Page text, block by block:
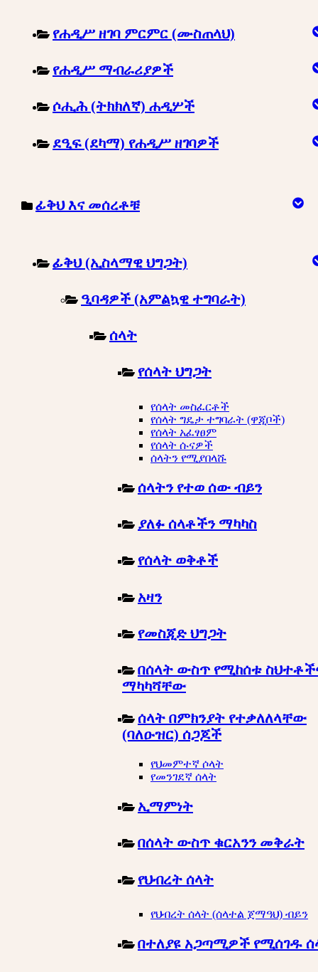
የሐዲሥ ዘገባ ምርምር (ሙስጠላህ)
የሐዲሥ ማብራሪያዎች
ሶሒሕ (ትክክለኛ) ሐዲሦች
ደዒፍ (ደካማ) የሐዲሥ ዘገባዎች
ፊቅህ እና መሰረቶቹ
ፊቅህ (ኢስላማዊ ህግጋት)
ዒባዳዎች (አምልኳዊ ተግባራት)
ሰላት
የሰላት ህግጋት
የሰላት መስፈርቶች
የሰላት ግዴታ ተግባራት (ዋጂቦች)
የሰላት አፈፃፀም
የሰላት ሱናዎች
ሰላትን የሚያበላሹ
ሰላትን የተወ ሰው ብይን
ያለፉ ሰላቶችን ማካካስ
የሰላት ወቅቶች
አዛን
የመስጂድ ህግጋት
በሰላት ውስጥ የሚከሰቱ
ማካካሻቸው
ሰላት በምክንያት የተቃለለላቸው
(ባለዑዝር) ሰጋጆች
የህመምተኛ ሶላት
የመንገደኛ ሰላት
ኢማምነት
በሰላት ውስጥ ቁርአንን መቅራት
የህብረት ሰላት
የህብረት ሰላት (ሰላተል ጀማዓህ) ብይን
በተለያዩ አጋጣሚዎች የሚሰገዱ